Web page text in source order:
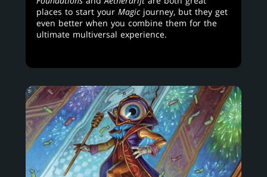
places to start your Magicjourney, but they get
even better when you combine them for the
ultimate multiversal experience.